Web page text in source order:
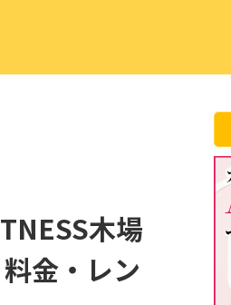
木場
金・レン